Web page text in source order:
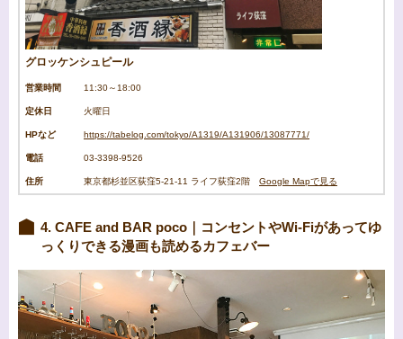
グロッケンシュピール
営業時間 11:30～18:00
定休日 火曜日
HPなど https://tabelog.com/tokyo/A1319/A131906/13087771/
電話 03-3398-9526
住所 東京都杉並区荻窪5‐21‐11 ライフ荻窪2階 Google Mapで見る
4. CAFE and BAR poco｜コンセントやWi-Fiがあってゆ
っくりできる漫画も読めるカフェバー